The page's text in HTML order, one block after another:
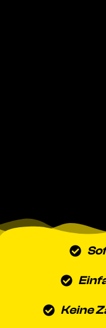
Keine